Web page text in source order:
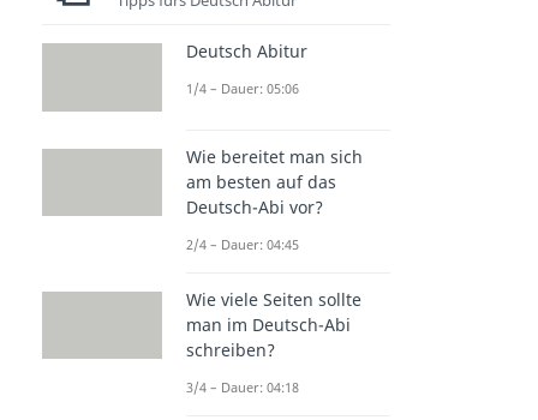
Deutsch Abitur
1/4 – Dauer: 05:06
Wie bereitet man sich
am besten auf das
Deutsch-Abi vor?
2/4 – Dauer: 04:45
Wie viele Seiten sollte
man im Deutsch-Abi
schreiben?
3/4 – Dauer: 04:18